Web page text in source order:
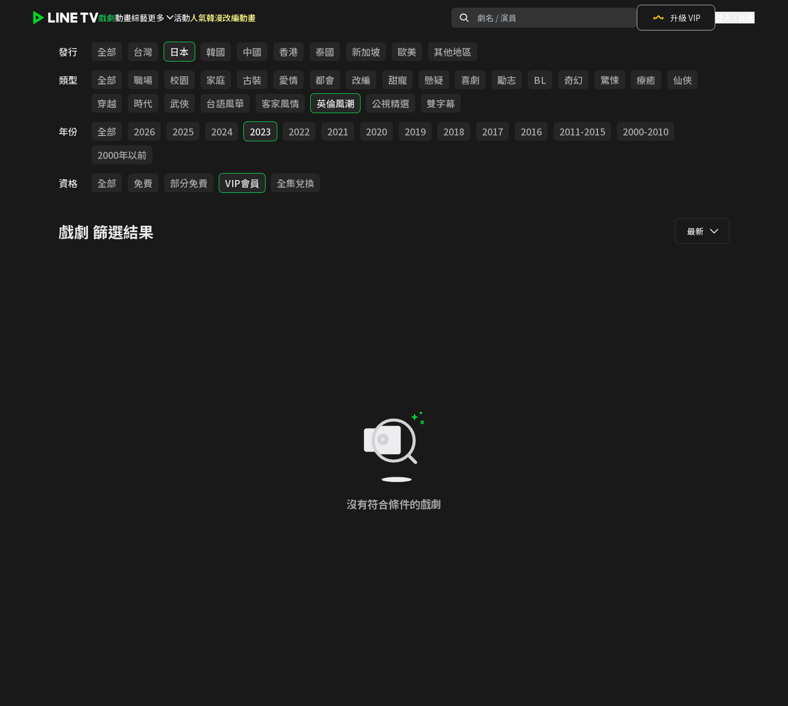
戲劇動畫綜藝更多 活動人氣韓漫改編動畫 升級 VIP
發行 全部 台灣 日本 韓國 中國 香港 泰國 新加坡 歐美
其他地區
類型
全部 職場 校園 家庭 古裝 愛情 都會 改編 甜寵 懸疑 喜劇 勵志 BL 奇幻 驚悚 療癒
仙俠
穿越
時代 武俠 台語風華 客家風情 英倫風潮 公視精選
雙字幕
年份
全部 2026 2025 2024 2023 2022 2021 2020 2019 2018 2017 2016 2011-2015
2000-2010
2000年以前
資格
全部 免費 部分免費 VIP會員 全集兌換
戲劇 篩選結果 最新
沒有符合條件的戲劇